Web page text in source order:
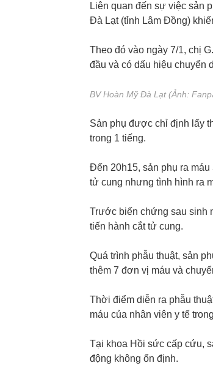
Liên quan đến sự việc sản
Đà Lạt (tỉnh Lâm Đồng)
Theo đó vào ngày 7/1, chị
đầu và có dấu hiệu chuyển
BV Hoàn Mỹ Đà Lạt (Ảnh:
Sản phụ được chỉ định lấy
trong 1 tiếng.
Đến 20h15, sản phụ ra
tử cung nhưng tình hình ra
Trước biến chứng sau sinh
tiến hành cắt tử cung.
Quá trình phẫu thuật, sản
thêm 7 đơn vị máu và
Thời điểm diễn ra phẫu
máu của nhân viên y tế
Tại khoa Hồi sức cấp cứu,
động không ổn định.